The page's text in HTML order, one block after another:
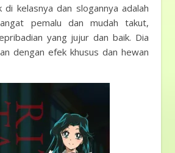
kelasnya dan slogannya adalah
pemalu dan mudah takut,
yang jujur ​​dan baik. Dia
dengan efek khusus dan hewan